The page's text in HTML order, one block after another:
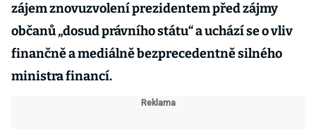
zájem znovuzvolení prezidentem před zájmy
občanů „dosud právního státu“ a uchází se o vliv
finančně a mediálně bezprecedentně silného
ministra financí.